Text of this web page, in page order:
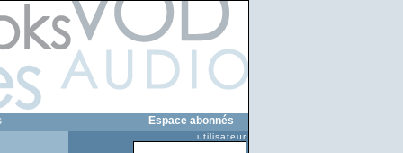
Espace abonnés
utilisateur